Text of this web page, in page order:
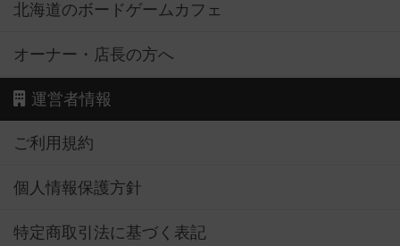
北海道のボードゲームカフェ
オーナー・店長の方へ
運営者情報
ご利用規約
個人情報保護方針
特定商取引法に基づく表記